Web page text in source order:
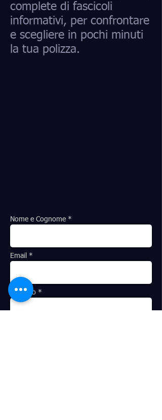
complete di fascicoli
informativi, per confrontare
e scegliere in pochi minuti
la tua polizza.
Nome e Cognome *
Email *
Telefono *